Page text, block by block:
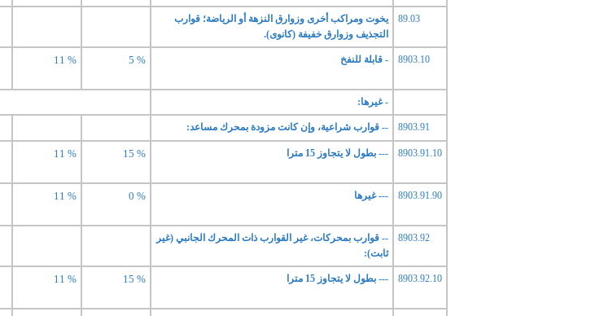
89.03
يخوت ومراكب أخرى وزوارق النزهة أو الرياضة؛ قوارب
التجذيف وزوارق خفيفة (كانوى).
8903.10 - قابلة للنفخ 5 %
11 %
- غيرها:
8903.91 -- قوارب شراعية، وإن كانت مزودة بمحرك مساعد:
8903.91.10 --- بطول لا يتجاوز 15 مترا 15 %
11 %
8903.91.90 --- غيرها 0 %
11 %
8903.92
-- قوارب بمحركات، غير القوارب ذات المحرك الجانبي (غير
ثابت):
8903.92.10 --- بطول لا يتجاوز 15 مترا 15 %
11 %